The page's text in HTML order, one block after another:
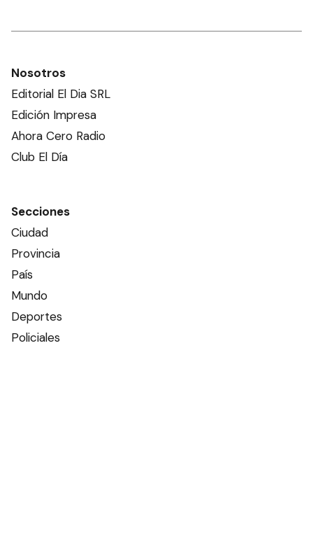
Nosotros
Editorial El Dia SRL
Edición Impresa
Ahora Cero Radio
Club El Día
Secciones
Ciudad
Provincia
País
Mundo
Deportes
Policiales